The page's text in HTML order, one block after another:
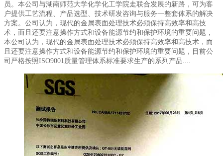
员。本公司与湖南师范大学化学化工学院走联合发展的新路，可为客
户提供工艺流程、产品选型、技术研发咨询与服务一整套体系的解决
方案。公司认为，现代的金属表面处理技术必须保持高效率和高技
术，而且还要注意操作方式和设备能源节约和保护环境的重要问题，
本公司认为，现代的金属表面处理技术必须保持高效率和高技术，而
且还要注意操作方式和设备能源节约和保护环境的重要问题，目前公
司严格按照ISO9001质量管理体系标准要求生产的系列产品....